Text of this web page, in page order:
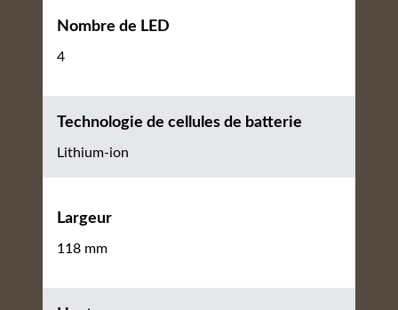
Nombre de LED
4
Technologie de cellules de batterie
Lithium-ion
Largeur
118 mm